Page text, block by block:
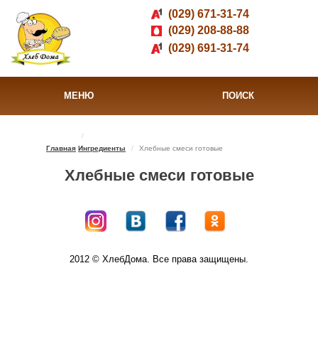
(029) 671-31-74
(029) 208-88-88
(029) 691-31-74
МЕНЮ ПОИСК
Главная Ингредиенты Хлебные смеси готовые
Хлебные смеси готовые
2012 © ХлебДома. Все права защищены.